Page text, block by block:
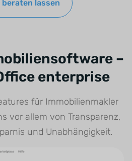
lassen
–
enterprise
für Immobilienmakler
vor allem von Transparenz,
und Unabhängigkeit.